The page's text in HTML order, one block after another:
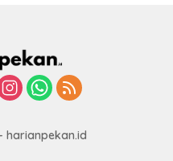
harianpekan.id